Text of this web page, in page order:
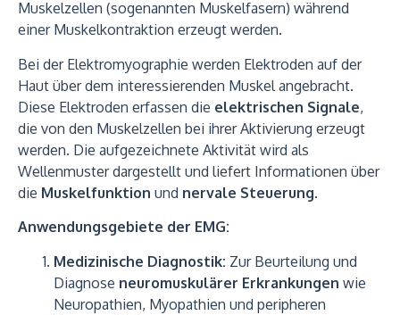
Muskelzellen (sogenannten Muskelfasern) während
einer Muskelkontraktion erzeugt werden.
Bei der Elektromyographie werden Elektroden auf der
Haut über dem interessierenden Muskel angebracht.
Diese Elektroden erfassen die elektrischen Signale,
die von den Muskelzellen bei ihrer Aktivierung erzeugt
werden. Die aufgezeichnete Aktivität wird als
Wellenmuster dargestellt und liefert Informationen über
die Muskelfunktion und nervale Steuerung.
Anwendungsgebiete der EMG:
Medizinische Diagnostik: Zur Beurteilung und
Diagnose neuromuskulärer Erkrankungen wie
Neuropathien, Myopathien und peripheren